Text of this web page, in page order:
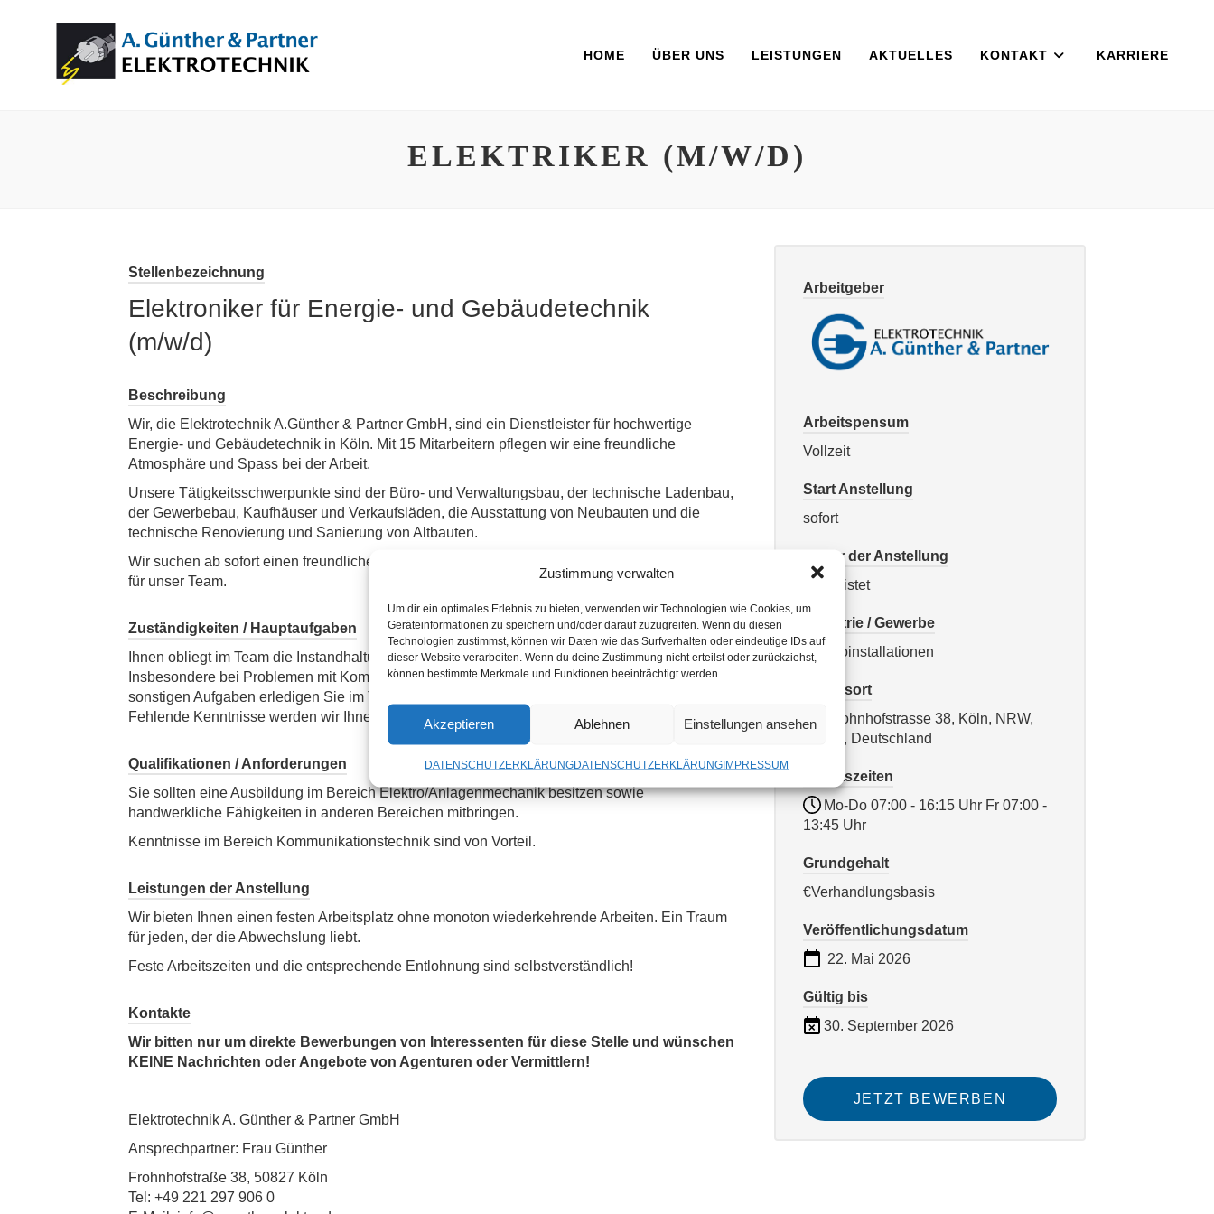
Zustimmung verwalten
Um dir ein optimales Erlebnis zu bieten, verwenden wir Technologien wie Cookies, um
Geräteinformationen zu speichern und/oder darauf zuzugreifen. Wenn du diesen
Technologien zustimmst, können wir Daten wie das Surfverhalten oder eindeutige IDs auf
dieser Website verarbeiten. Wenn du deine Zustimmung nicht erteilst oder zurückziehst,
können bestimmte Merkmale und Funktionen beeinträchtigt werden.
Akzeptieren Ablehnen Einstellungen ansehen
DATENSCHUTZERKLÄRUNGDATENSCHUTZERKLÄRUNGIMPRESSUM
HOME
ÜBER UNS LEISTUNGEN AKTUELLES KONTAKT KARRIERE
ELEKTRIKER (M/W/D)
Stellenbezeichnung
Elektroniker für Energie- und Gebäudetechnik
(m/w/d)
Beschreibung
Wir, die Elektrotechnik A.Günther & Partner GmbH, sind ein Dienstleister für hochwertige
Energie- und Gebäudetechnik in Köln. Mit 15 Mitarbeitern pflegen wir eine freundliche
Atmosphäre und Spass bei der Arbeit.
Unsere Tätigkeitsschwerpunkte sind der Büro- und Verwaltungsbau, der technische Ladenbau,
der Gewerbebau, Kaufhäuser und Verkaufsläden, die Ausstattung von Neubauten und die
technische Renovierung und Sanierung von Altbauten.
Wir suchen ab sofort einen freundlichen Elektroniker für Energie- und Gebäudetechnik (m/w/d)
für unser Team.
Zuständigkeiten / Hauptaufgaben
Ihnen obliegt im Team die Instandhaltung der elektrotechnischen Anlagen userer Kunden.
Insbesondere bei Problemen mit Kommunikationsanlagen sind Sie Ansprechpartner. Die
sonstigen Aufgaben erledigen Sie im Team.
Fehlende Kenntnisse werden wir Ihnen gerne vermitteln.
Qualifikationen / Anforderungen
Sie sollten eine Ausbildung im Bereich Elektro/Anlagenmechanik besitzen sowie
handwerkliche Fähigkeiten in anderen Bereichen mitbringen.
Kenntnisse im Bereich Kommunikationstechnik sind von Vorteil.
Leistungen der Anstellung
Wir bieten Ihnen einen festen Arbeitsplatz ohne monoton wiederkehrende Arbeiten. Ein Traum
für jeden, der die Abwechslung liebt.
Feste Arbeitszeiten und die entsprechende Entlohnung sind selbstverständlich!
Kontakte
Wir bitten nur um direkte Bewerbungen von Interessenten für diese Stelle und wünschen
KEINE Nachrichten oder Angebote von Agenturen oder Vermittlern!
Elektrotechnik A. Günther & Partner GmbH
Ansprechpartner: Frau Günther
Frohnhofstraße 38, 50827 Köln
Tel: +49 221 297 906 0
Arbeitgeber
Arbeitspensum
Vollzeit
Start Anstellung
sofort
Dauer der Anstellung
unbefristet
Industrie / Gewerbe
Elektroinstallationen
Arbeitsort
Frohnhofstrasse 38, Köln, NRW,
50827, Deutschland
Arbeitszeiten
Mo-Do 07:00 - 16:15 Uhr Fr 07:00 -
13:45 Uhr
Grundgehalt
€Verhandlungsbasis
Veröffentlichungsdatum
22. Mai 2026
Gültig bis
30. September 2026
JETZT BEWERBEN